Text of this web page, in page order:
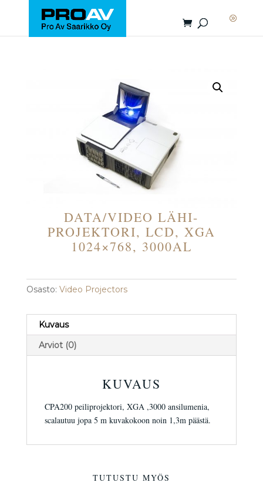
DATA/VIDEO LÄHI-
PROJEKTORI, LCD, XGA
1024×768, 3000AL
Osasto: Video Projectors
Kuvaus
Arviot (0)
KUVAUS
CPA200 peiliprojektori, XGA ,3000 ansilumenia,
scalautuu jopa 5 m kuvakokoon noin 1,3m päästä.
TUTUSTU MYÖS